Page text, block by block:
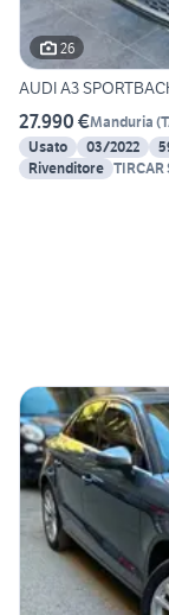
26
AUDI A3
27.990 €Manduria (
Usato
03/2022
Rivenditore TIRCAR